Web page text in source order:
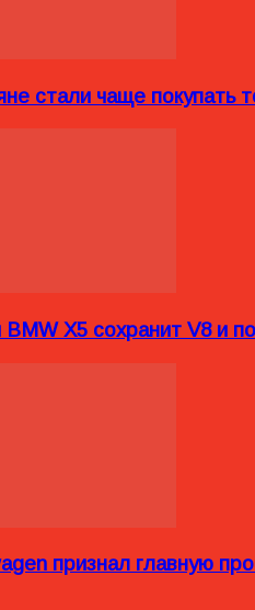
стали чаще покупать
X5 сохранит V8 и
признал главную